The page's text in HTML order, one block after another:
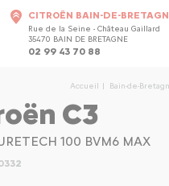
CITROËN BAIN-DE-
Rue de la Seine - Château Gaillard
35470 BAIN DE BRETAGNE
02 99 43 70 88
Accueil Bain-de-
C3
100 BVM6 MAX